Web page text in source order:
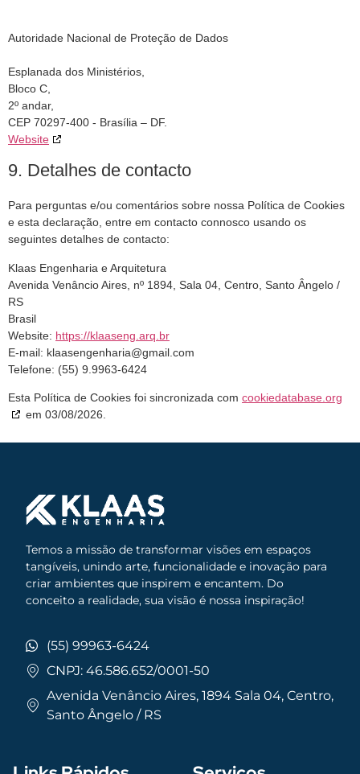
Autoridade Nacional de Proteção de Dados
Esplanada dos Ministérios,
Bloco C,
2º andar,
CEP 70297-400 - Brasília – DF.
Website
9. Detalhes de contacto
Para perguntas e/ou comentários sobre nossa Política de Cookies
e esta declaração, entre em contacto connosco usando os
seguintes detalhes de contacto:
Klaas Engenharia e Arquitetura
Avenida Venâncio Aires, nº 1894, Sala 04, Centro, Santo Ângelo /
RS
Brasil
Website: https://klaaseng.arq.br
E-mail: klaasengenharia@gmail.com
Telefone: (55) 9.9963-6424
Esta Política de Cookies foi sincronizada com cookiedatabase.org
em 03/08/2026.
Temos a missão de transformar visões em espaços
tangíveis, unindo arte, funcionalidade e inovação para
criar ambientes que inspirem e encantem. Do
conceito a realidade, sua visão é nossa inspiração!
(55) 99963-6424
CNPJ: 46.586.652/0001-50
Avenida Venâncio Aires, 1894 Sala 04, Centro,
Santo Ângelo / RS